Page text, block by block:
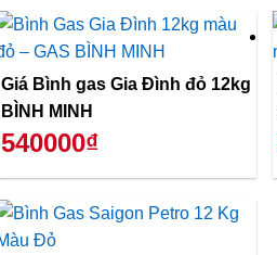
Giá Bình gas Gia Đình đỏ 12kg
BÌNH MINH
540000₫